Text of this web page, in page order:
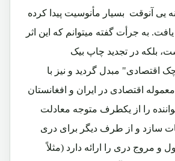
یی آنوقت بسیار مأنوسیت پیدا کرده
به جرأت گفته میتوانم که این اثر
بلکه در تجدید چاپ بیک
اقتصادی" مبدل گردید و نیز با
اقتصادی در ایران و افغانستان
را از یکطرف متوجه معادلت
سازد و از طرف دیگر برای دری
و مروج دری را ارائه دارد (مثلاً